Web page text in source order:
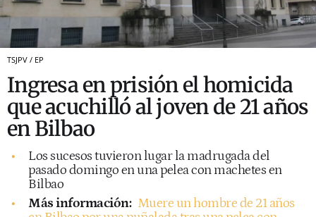
TSJPV / EP
Ingresa en prisión el homicida
que acuchilló al joven de 21 años
en Bilbao
Los sucesos tuvieron lugar la madrugada del
pasado domingo en una pelea con machetes en
Bilbao
Más información: Muere un hombre de 21 años